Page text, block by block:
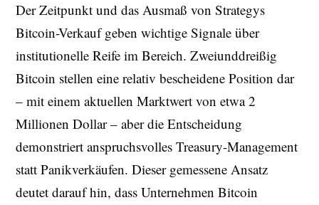
Der Zeitpunkt und das Ausmaß von Strategys
Bitcoin-Verkauf geben wichtige Signale über
institutionelle Reife im Bereich. Zweiunddreißig
Bitcoin stellen eine relativ bescheidene Position dar
– mit einem aktuellen Marktwert von etwa 2
Millionen Dollar – aber die Entscheidung
demonstriert anspruchsvolles Treasury-Management
statt Panikverkäufen. Dieser gemessene Ansatz
deutet darauf hin, dass Unternehmen Bitcoin